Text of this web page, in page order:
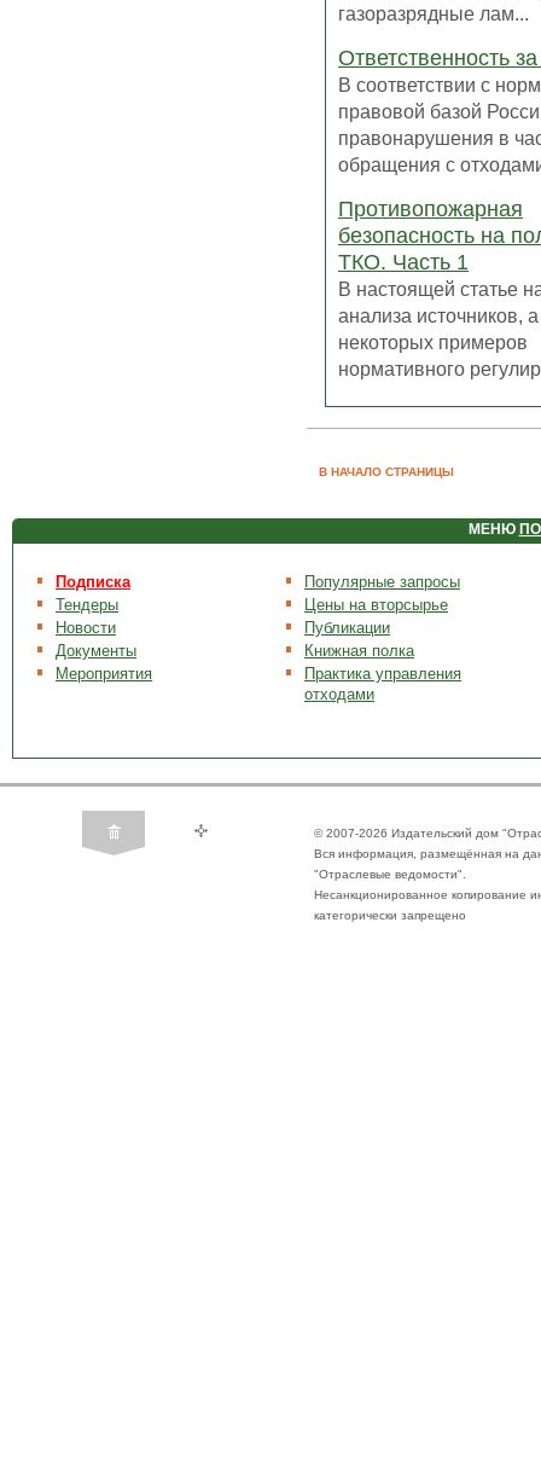
газоразрядные лам...
Ответственность
В соответствии с
правовой базой
правонарушения в
обращения с
Противопожарная
безопасность на
ТКО. Часть 1
В настоящей статье
анализа источников,
некоторых примеров
нормативного
В НАЧАЛО СТРАНИЦЫ
МЕНЮ
Подписка
Тендеры
Новости
Документы
Мероприятия
Популярные запросы
Цены на вторсырье
Публикации
Книжная полка
Практика управления
отходами
© 2007-2026 Издательский дом
Вся информация, размещённая на
"Отраслевые ведомости".
Несанкционированное копирование
категорически запрещено